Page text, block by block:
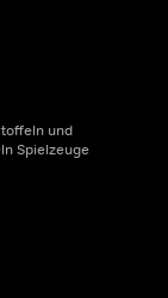
und
Spielzeuge